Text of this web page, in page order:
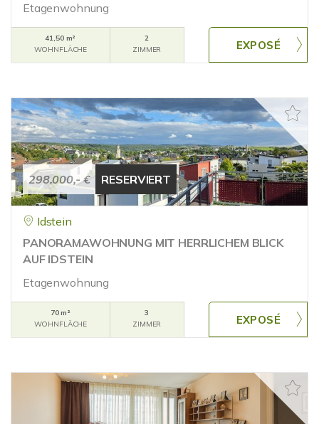
Etagenwohnung
41,50 m²
WOHNFLÄCHE
2
ZIMMER
298.000,- € RESERVIERT
Idstein
PANORAMAWOHNUNG MIT HERRLICHEM BLICK
AUF IDSTEIN
Etagenwohnung
70 m²
WOHNFLÄCHE
3
ZIMMER